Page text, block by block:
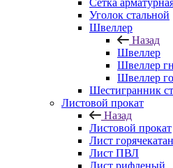
Сетка
Уголок стальной
Швеллер
Назад
Швеллер
Швеллер
Швеллер
Шестигранник
Листовой прокат
Назад
Листовой прокат
Лист
Лист ПВЛ
Лист рифленый